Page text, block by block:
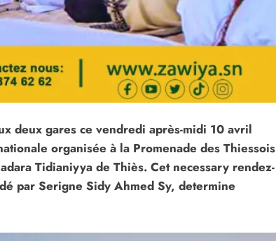
deux gares ce vendredi après-midi 10 avril
organisée à la Promenade des Thiessois
Tidianiyya de Thiès. Cet necessary rendez-
par Serigne Sidy Ahmed Sy, determine